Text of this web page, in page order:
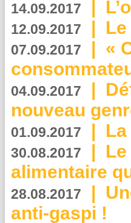
14.09.2017 |
12.09.2017 |
07.09.2017 | «
04.09.2017 |
nouveau
01.09.2017 |
30.08.2017 |
alimentaire
28.08.2017 |
anti-gaspi !